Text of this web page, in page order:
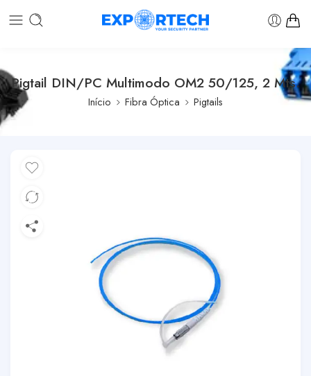
Pigtail DIN/PC Multimodo OM2 50/125, 2 Mts.
Início Fibra Óptica Pigtails